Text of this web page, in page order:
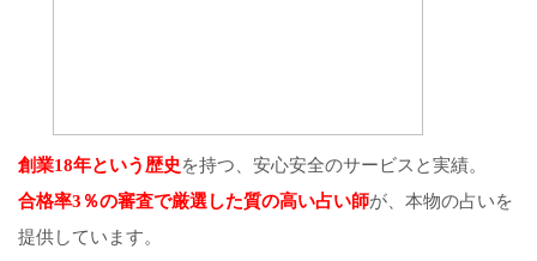
創業18年という歴史を持つ、安心安全のサービスと実績。
合格率3％の審査で厳選した質の高い占い師が、本物の占いを
提供しています。